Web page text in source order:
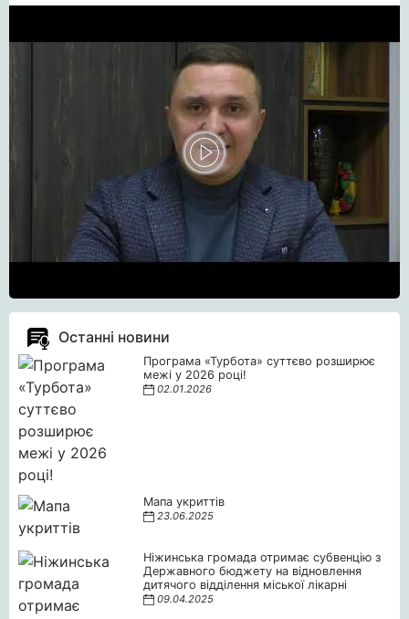
Останні новини
Програма «Турбота» суттєво розширює
межі у 2026 році!
02.01.2026
Мапа укриттів
23.06.2025
Ніжинська громада отримає субвенцію з
Державного бюджету на відновлення
дитячого відділення міської лікарні
09.04.2025